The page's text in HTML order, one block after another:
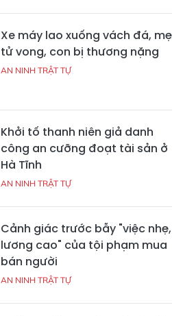
Xe máy lao xuống vách đá, mẹ
tử vong, con bị thương nặng
AN NINH TRẬT TỰ
Khởi tố thanh niên giả danh
công an cưỡng đoạt tài sản ở
Hà Tĩnh
AN NINH TRẬT TỰ
Cảnh giác trước bẫy "việc nhẹ,
lương cao" của tội phạm mua
bán người
AN NINH TRẬT TỰ